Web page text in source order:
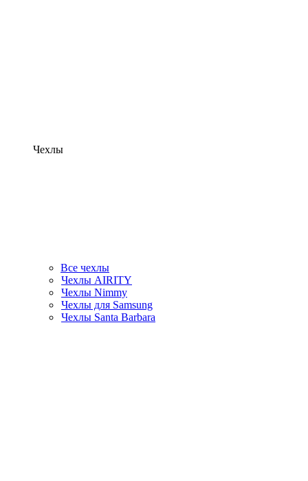
Чехлы
Все чехлы
Чехлы AIRITY
Чехлы Nimmy
Чехлы для Samsung
Чехлы Santa Barbara